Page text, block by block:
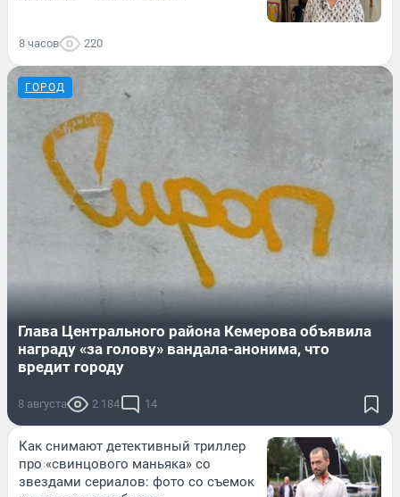
8 часов 220
ГОРОД
Глава Центрального района Кемерова объявила
награду «за голову» вандала-анонима, что
вредит городу
8 августа 2 184 14
Как снимают детективный триллер
про «свинцового маньяка» со
звездами сериалов: фото со съемок